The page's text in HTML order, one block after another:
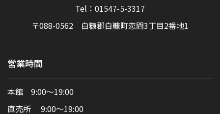
Tel：01547-5-3317
〒088-0562 白糠郡白糠町恋問3丁目2番地1
営業時間
本館 9:00～19:00
直売所 9:00～19:00